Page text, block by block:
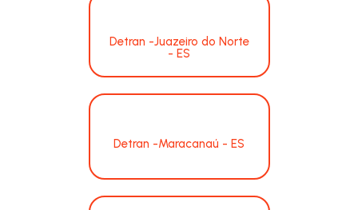
Detran -Juazeiro do Norte
- ES
Detran -Maracanaú - ES